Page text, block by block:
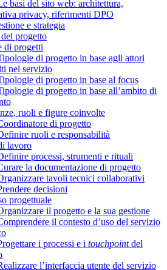
basi del sito web: architettura,
privacy, riferimenti DPO
e strategia
progetto
di progetti
di progetto in base agli attori
nel servizio
di progetto in base al focus
di progetto in base all’ambito di
ruoli e figure coinvolte
di progetto
ruoli e responsabilità
lavoro
processi, strumenti e rituali
la documentazione di progetto
tavoli tecnici collaborativi
decisioni
progettuale
il progetto e la sua gestione
il contesto d’uso del servizio
i processi e i touchpointdel
l’interfaccia utente del servizio